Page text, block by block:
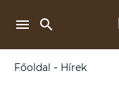
menu search
Főoldal - Hírek